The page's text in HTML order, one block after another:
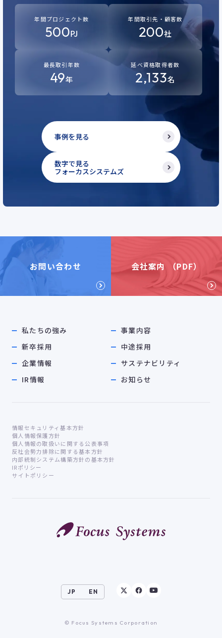
事例を見る
数字で見る
フォーカスシステムズ
年間プロジェクト数
500PJ
年間取引先・顧客数
200社
最長取引年数
49年
延べ資格取得者数
2,133名
お問い合わせ 会社案内 （PDF）
JP EN
© Focus Systems Corporation
私たちの強み
事業内容
新卒採用
中途採用
企業情報
サステナビリティ
IR情報
お知らせ
情報セキュリティ基本方針
個人情報保護方針
個人情報の取扱いに関する公表事項
反社会勢力排除に関する基本方針
内部統制システム構築方針の基本方針
IRポリシー
サイトポリシー